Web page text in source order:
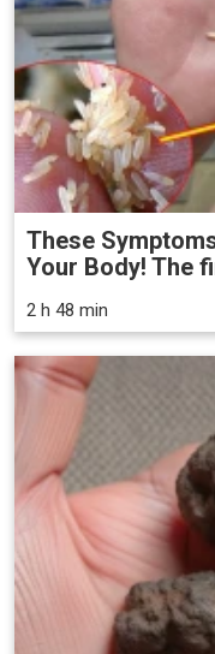
These
Your Body! The
2 h 48 min